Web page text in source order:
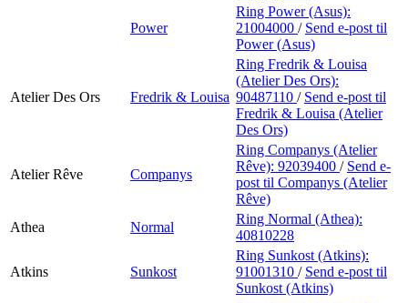
Power
Ring Power (Asus):
21004000 / Send e-post til
Power (Asus)
Atelier Des Ors Fredrik & Louisa
Ring Fredrik & Louisa
(Atelier Des Ors):
90487110 / Send e-post til
Fredrik & Louisa (Atelier
Des Ors)
Atelier Rêve Companys
Ring Companys (Atelier
Rêve): 92039400 / Send e-
post til Companys (Atelier
Rêve)
Athea
Normal
Ring Normal (Athea):
40810228
Atkins Sunkost
Ring Sunkost (Atkins):
91001310 / Send e-post til
Sunkost (Atkins)